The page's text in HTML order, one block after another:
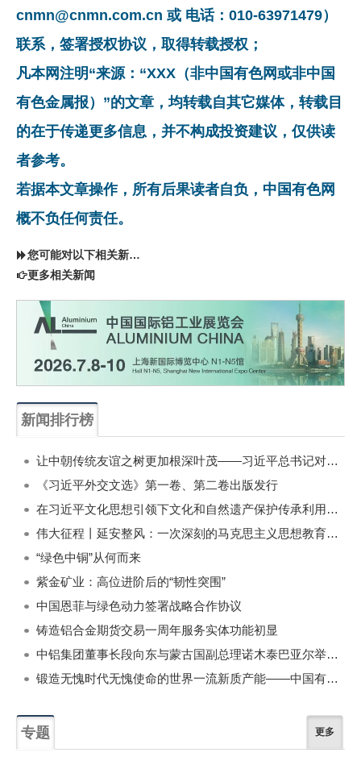
cnmn@cnmn.com.cn 或 电话：010-63971479）
联系，签署授权协议，取得转载授权；
凡本网注明“来源：“XXX（非中国有色网或非中国
有色金属报）”的文章，均转载自其它媒体，转载目
的在于传递更多信息，并不构成投资建议，仅供读
者参考。
若据本文章操作，所有后果读者自负，中国有色网
概不负任何责任。
您可能对以下相关新闻同样感兴趣
更多相关新闻
新闻排行榜
让中朝传统友谊之树更加根深叶茂——习近平总书记对朝鲜进行国事访问纪实
《习近平外交文选》第一卷、第二卷出版发行
在习近平文化思想引领下文化和自然遗产保护传承利用工作开创新局面
伟大征程丨延安整风：一次深刻的马克思主义思想教育运动
“绿色中铜”从何而来
紫金矿业：高位进阶后的“韧性突围”
中国恩菲与绿色动力签署战略合作协议
铸造铝合金期货交易一周年服务实体功能初显
中铝集团董事长段向东与蒙古国副总理诺木泰巴亚尔举行会谈
锻造无愧时代无愧使命的世界一流新质产能——中国有色金属工业的战略应对与破局之道（二）
专题 更多